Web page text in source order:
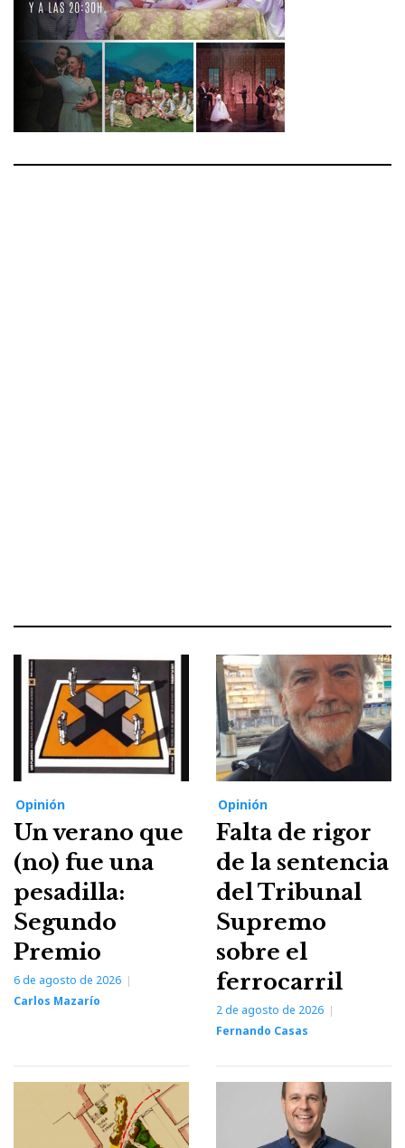
Opinión
Un verano que
(no) fue una
pesadilla:
Segundo
Premio
6 de agosto de 2026
Carlos Mazarío
Opinión
Falta de rigor
de la sentencia
del Tribunal
Supremo
sobre el
ferrocarril
2 de agosto de 2026
Fernando Casas